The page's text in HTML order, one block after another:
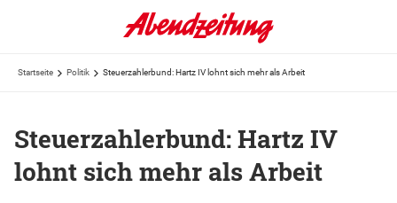
Startseite Politik Steuerzahlerbund: Hartz IV lohnt sich mehr als Arbeit
Steuerzahlerbund: Hartz IV
lohnt sich mehr als Arbeit